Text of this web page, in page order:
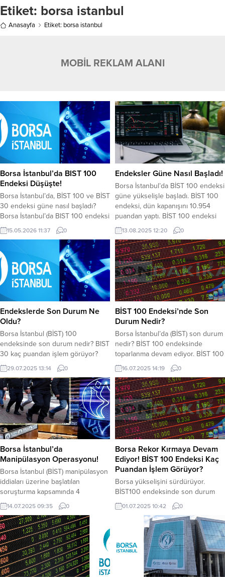
Etiket: borsa istanbul
Anasayfa Etiket: borsa istanbul
MOBİL REKLAM ALANI
Borsa İstanbul’da BIST 100
Endeksi Düşüşte!
Borsa İstanbul’da, BİST 100 ve BİST
30 endeksi güne nasıl başladı?
Borsa İstanbul’da BIST 100 endeksi
haftanın son işlem gününe düşüşle
başladı. BIST 100 endeksi, açılışta
yaklaşık yüzde 0,81 azalarak
14.526,47 puandan başladı. BİST
100 endeksi, dün kapanışı
14.644,70 puandan yaptı. BİST 100
endeksi, saat 11.34 itibariyle
14.373,35 puandan işlem...
15.05.2026 11:37 0
Endeksler Güne Nasıl Başladı!
Borsa İstanbul’da BİST 100 endeksi
güne yükselişle başladı. BİST 100
endeksi, dün kapanışını 10.954
puandan yaptı. BİST 100 endeksi
bu sabah açılışını 10.960 puandan
yaptı. BİST 30 endeksi ise dün
kapanışını 12.139 puandan ve bu
sabah açılışını 12.149 puandan yaptı.
BİST 100 endeksi saat 12.09
itibariyle 10.973 puandan işlem
görüyor....
13.08.2025 12:20 0
Endekslerde Son Durum Ne
Oldu?
Borsa İstanbul (BİST) 100
endeksinde son durum nedir? BIST
30 kaç puandan işlem görüyor?
İşte detaylar… BİST 100 Endeksi
dün 10.542 puandan kapattı. BIST
100 endeksi sabah açılışta 10.555
puandan işlem görmeye başladı.
BİST 100 endeksi saat 13.05
itibariyle 10.546 puandan işlem
görüyor.BİST 30 Endeksi ise saat
13.05 itibariyle 11.702...
29.07.2025 13:14 0
BİST 100 Endeksi’nde Son
Durum Nedir?
Borsa İstanbul’da (BİST) son durum
nedir? BİST 100 endeksinde
toparlanma devam ediyor. BİST 100
endeksi kaç puandan işlem
görüyor. BİST 100 endeksi bugün
10.210 puandan işlem görmeye
başladı. BİST 100 endeksi saat 14.15
itibariyle 10.285 puandan işlem
görüyor. BİST 30 endeksi güne
11.392 puandan işlem görmeye
başladı. BİST 30 endeksi...
16.07.2025 14:19 0
Borsa İstanbul’da
Manipülasyon Operasyonu!
Borsa İstanbul (BİST) manipülasyon
iddiaları üzerine başlatılan
soruşturma kapsamında 4
ilde operasyon yapıldı. Başlatılan
soruşturma kapsamında 8 kişi
hakkında gözaltı kararı verildi.
Borsa İstanbul’da işlem gören
hisselerde manipülasyon iddiaları
üzerine İstanbul Cumhuriyet
Başsavcılığı tarafından soruşturma
başlatıldı. Soruşturma kapsamında
14.07.2025 09:35 0
Borsa Rekor Kırmaya Devam
Ediyor! BİST 100 Endeksi Kaç
Puandan İşlem Görüyor?
Borsa yükselişini sürdürüyor.
BİST100 endeksinde son durum
nedir? BİST30 kaç puandan işlem
görüyor? işte detaylar…
Ortadoğu’da İsrail-İran çatışmasıyla
birlikte borsa sert düştü. İki ülke
arasında ateşkesin başlamasıyla
birlikte borsa toparlanmaya başladı.
Borsa İstanbul, (BİST) İsrail-İran
çatışması dönemindeki düşüşlerini
01.07.2025 10:42 0